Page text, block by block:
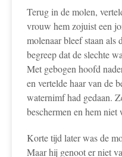
Terug in de molen,
vrouw hem zojuist een
molenaar bleef staan
begreep dat de slechte
Met gebogen hoofd
en vertelde haar van de
waternimf had gedaan.
beschermen en hem niet
Korte tijd later was de
Maar hij genoot er niet